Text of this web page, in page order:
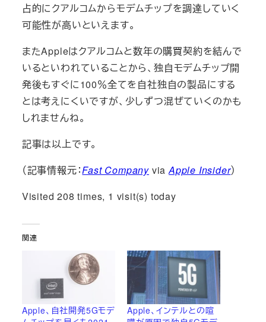
占的にクアルコムからモデムチップを調達していく
可能性が高いといえます。
またAppleはクアルコムと数年の購買契約を結んで
いるといわれていることから、独自モデムチップ開
発後もすぐに100％全てを自社独自の製品にする
とは考えにくいですが、少しずつ混ぜていくのかも
しれませんね。
記事は以上です。
（記事情報元：Fast Company viaApple Insider）
Visited 208 times, 1 visit(s) today
関連
Apple、自社開発5Gモデ
Apple、インテルとの喧